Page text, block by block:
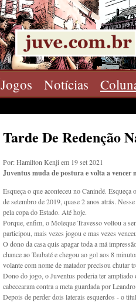
Jogos Notícias
Tarde De Redenção
Por: Hamilton Kenji em 19 set 2021
Juventus muda de postura e volta a vencer
Esqueça o que aconteceu no Canindé.
de setembro de 2019, quase 2 anos atrás.
pela copa do Estado. Até hoje.
Porque, enfim, o Moleque Travesso voltou a
participou, mais vezes jogou e mas vezes
O dono da casa quis apagar toda a má
chance ao Taubaté e chegou ao gol aos 8
volante com nome de matador precisou chutar
Dono do jogo, o Juventus poderia ter
cabecearam contra a meta guardada por
Depois de perder dois laterais esquerdos - o